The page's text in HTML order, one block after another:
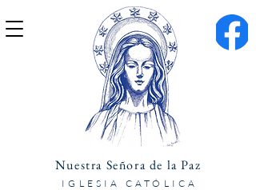
Nuestra Señora de la Paz
IGLESIA CATÓLICA